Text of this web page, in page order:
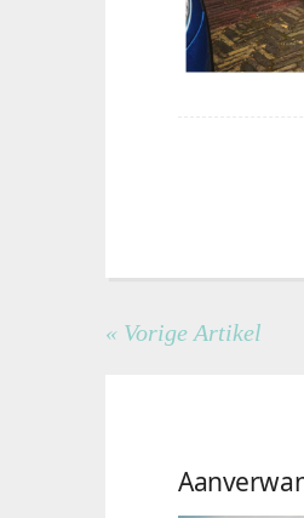
« Vorige Artikel